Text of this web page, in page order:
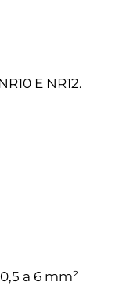
E NR12.
a 6 mm²